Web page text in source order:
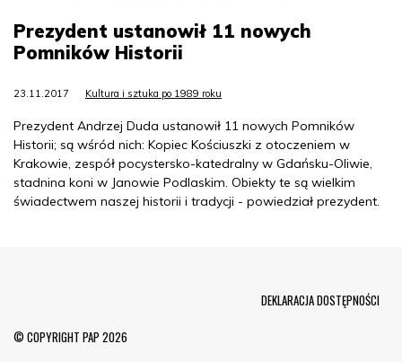
Prezydent ustanowił 11 nowych
Pomników Historii
23.11.2017 Kultura i sztuka po 1989 roku
Prezydent Andrzej Duda ustanowił 11 nowych Pomników
Historii; są wśród nich: Kopiec Kościuszki z otoczeniem w
Krakowie, zespół pocystersko-katedralny w Gdańsku-Oliwie,
stadnina koni w Janowie Podlaskim. Obiekty te są wielkim
świadectwem naszej historii i tradycji - powiedział prezydent.
© COPYRIGHT PAP 2026
DEKLARACJA DOSTĘPNOŚCI